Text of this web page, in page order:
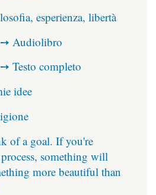
esperienza, libertà
➙ Audiolibro
Testo completo
idee
of a goal. If you're
something will
more beautiful than